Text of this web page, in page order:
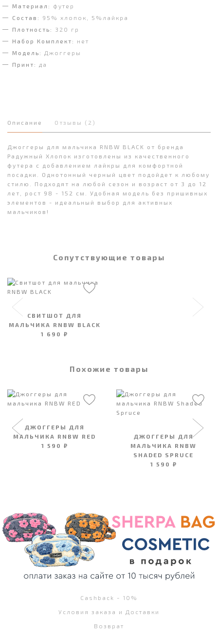
Материал:
футер
Состав:
95% хлопок, 5%лайкра
Плотность:
320 гр
Набор Комплект:
нет
Модель:
Джоггеры
Принт:
да
Описание Отзывы (2)
Джоггеры для мальчика RNBW BLACK от бренда
Радужный Хлопок изготовлены из качественного
футера с добавлением лайкры для комфортной
посадки. Однотонный черный цвет подойдет к любому
стилю. Подходят на любой сезон и возраст от 3 до 12
лет, рост 98 - 152 см. Удобная модель без пришивных
элементов - идеальный выбор для активных
мальчиков!
Сопутствующие товары
СВИТШОТ ДЛЯ
МАЛЬЧИКА RNBW BLACK
1 690 ₽
Похожие товары
ДЖОГГЕРЫ ДЛЯ
МАЛЬЧИКА RNBW RED
1 590 ₽
ДЖОГГЕРЫ ДЛЯ
МАЛЬЧИКА RNBW
SHADED SPRUCE
1 590 ₽
Cashback - 10%
Условия заказа и Доставки
Возврат